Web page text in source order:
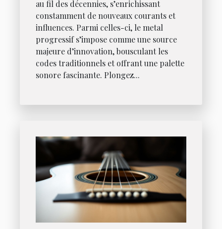
au fil des décennies, s’enrichissant
constamment de nouveaux courants et
influences. Parmi celles-ci, le metal
progressif s’impose comme une source
majeure d’innovation, bousculant les
codes traditionnels et offrant une palette
sonore fascinante. Plongez...